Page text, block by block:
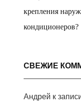
крепления
кондиционеров?
СВЕЖИЕ
Андрей к